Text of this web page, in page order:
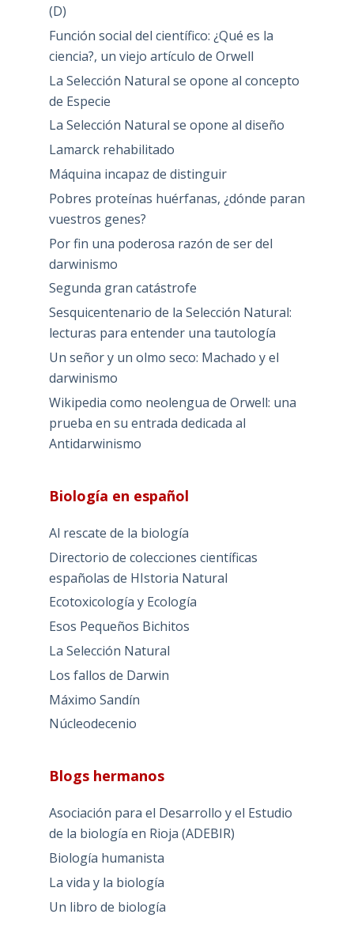
(D)
Función social del científico: ¿Qué es la
ciencia?, un viejo artículo de Orwell
La Selección Natural se opone al concepto
de Especie
La Selección Natural se opone al diseño
Lamarck rehabilitado
Máquina incapaz de distinguir
Pobres proteínas huérfanas, ¿dónde paran
vuestros genes?
Por fin una poderosa razón de ser del
darwinismo
Segunda gran catástrofe
Sesquicentenario de la Selección Natural:
lecturas para entender una tautología
Un señor y un olmo seco: Machado y el
darwinismo
Wikipedia como neolengua de Orwell: una
prueba en su entrada dedicada al
Antidarwinismo
Biología en español
Al rescate de la biología
Directorio de colecciones científicas
españolas de HIstoria Natural
Ecotoxicología y Ecología
Esos Pequeños Bichitos
La Selección Natural
Los fallos de Darwin
Máximo Sandín
Núcleodecenio
Blogs hermanos
Asociación para el Desarrollo y el Estudio
de la biología en Rioja (ADEBIR)
Biología humanista
La vida y la biología
Un libro de biología